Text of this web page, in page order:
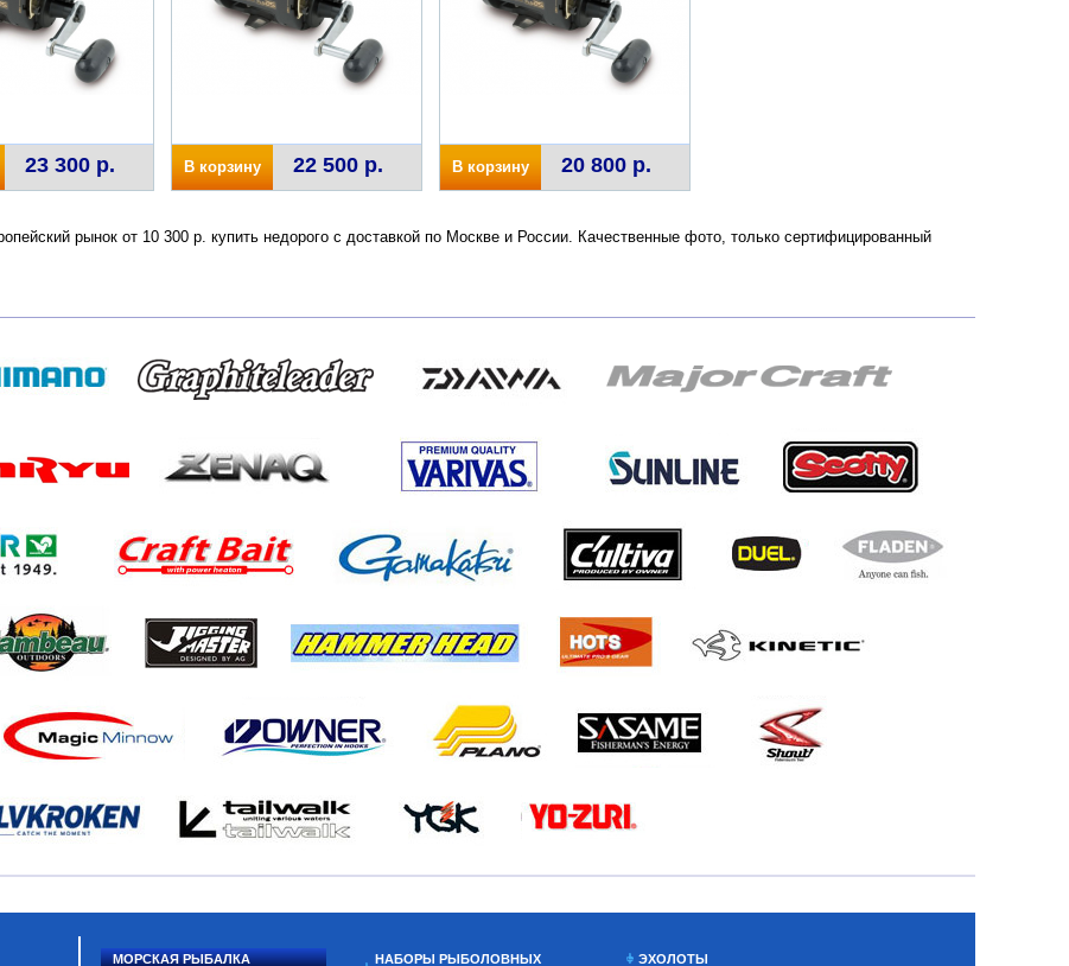
23 300 р. В корзину 22 500 р. В корзину 20 800 р.
рынок от 10 300 р. купить недорого с доставкой по Москве и России. Качественные фото, только сертифицированный
МОРСКАЯ РЫБАЛКА НАБОРЫ РЫБОЛОВНЫХ ЭХОЛОТЫ